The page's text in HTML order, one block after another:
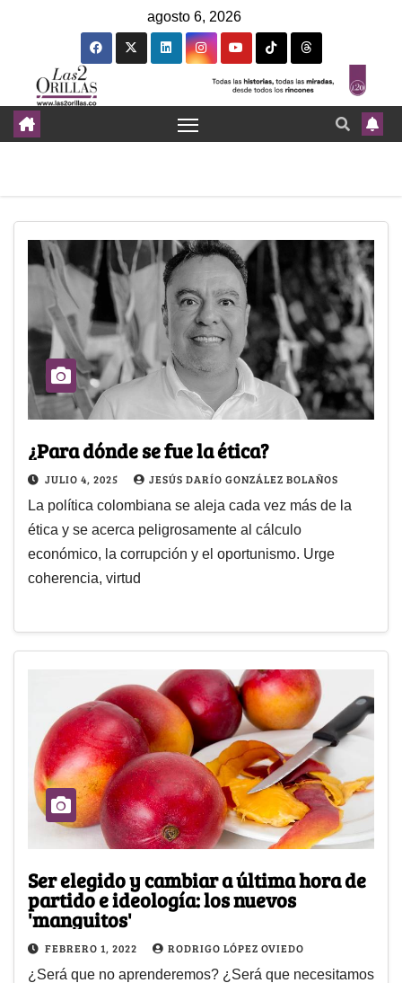
agosto 6, 2026
¿Para dónde se fue la ética?
JULIO 4, 2025 JESÚS DARÍO GONZÁLEZ BOLAÑOS
La política colombiana se aleja cada vez más de la
ética y se acerca peligrosamente al cálculo
económico, la corrupción y el oportunismo. Urge
coherencia, virtud
Ser elegido y cambiar a última hora de
partido e ideología: los nuevos
'manguitos'
FEBRERO 1, 2022 RODRIGO LÓPEZ OVIEDO
¿Será que no aprenderemos? ¿Será que necesitamos